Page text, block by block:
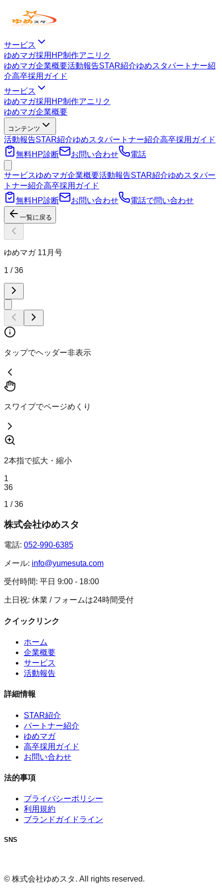
サービス
ゆめマガ採用HP制作アニリク
ゆめマガ企業概要活動報告STAR紹介ゆめスタパートナー紹
介高卒採用ガイド
サービス
ゆめマガ採用HP制作アニリク
ゆめマガ企業概要
コンテンツ
活動報告STAR紹介ゆめスタパートナー紹介高卒採用ガイド
無料HP診断
お問い合わせ 電話
サービスゆめマガ企業概要活動報告STAR紹介ゆめスタパー
トナー紹介高卒採用ガイド
無料HP診断
お問い合わせ 電話で問い合わせ
一覧に戻る
ゆめマガ 11月号
1 / 36
タップでヘッダー非表示
スワイプでページめくり
2本指で拡大・縮小
1
36
1 / 36
株式会社ゆめスタ
電話: 052-990-6385
メール: info@yumesuta.com
受付時間: 平日 9:00 - 18:00
土日祝: 休業 / フォームは24時間受付
クイックリンク
ホーム
企業概要
サービス
活動報告
詳細情報
STAR紹介
パートナー紹介
ゆめマガ
高卒採用ガイド
お問い合わせ
法的事項
プライバシーポリシー
利用規約
ブランドガイドライン
SNS
© 株式会社ゆめスタ. All rights reserved.